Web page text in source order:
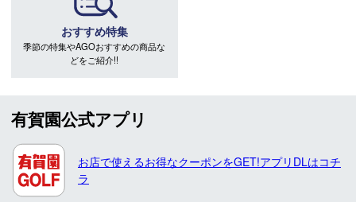
おすすめ特集
季節の特集やAGOおすすめの商品な
どをご紹介!!
有賀園公式アプリ
お店で使えるお得なクーポンをGET!アプリDLはコチ
ラ